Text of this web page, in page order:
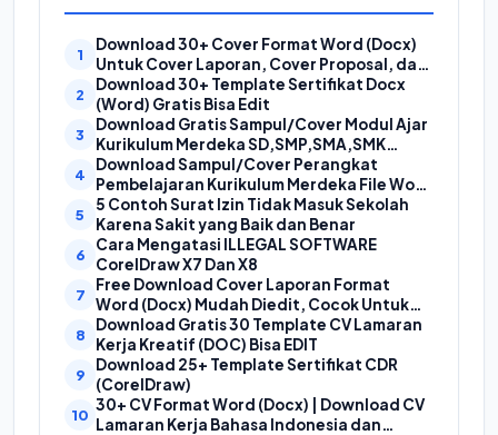
Download 30+ Cover Format Word (Docx)
Untuk Cover Laporan, Cover Proposal, dan
Cover Makalah
Download 30+ Template Sertifikat Docx
(Word) Gratis Bisa Edit
Download Gratis Sampul/Cover Modul Ajar
Kurikulum Merdeka SD,SMP,SMA,SMK
Format Doc (Ms Word)
Download Sampul/Cover Perangkat
Pembelajaran Kurikulum Merdeka File Word
(Doc) | Contoh Cover Kurikum Merdeka
5 Contoh Surat Izin Tidak Masuk Sekolah
Karena Sakit yang Baik dan Benar
Cara Mengatasi ILLEGAL SOFTWARE
CorelDraw X7 Dan X8
Free Download Cover Laporan Format
Word (Docx) Mudah Diedit, Cocok Untuk
Cover Laporan Kegiatan, Makalah Dan
Proposal
Download Gratis 30 Template CV Lamaran
Kerja Kreatif (DOC) Bisa EDIT
Download 25+ Template Sertifikat CDR
(CorelDraw)
30+ CV Format Word (Docx) | Download CV
Lamaran Kerja Bahasa Indonesia dan